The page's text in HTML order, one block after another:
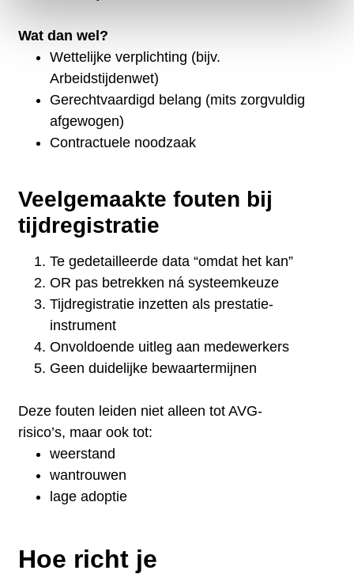
Wat dan wel?
Wettelijke verplichting (bijv.
Arbeidstijdenwet)
Gerechtvaardigd belang (mits zorgvuldig
afgewogen)
Contractuele noodzaak
Veelgemaakte fouten bij
tijdregistratie
Te gedetailleerde data “omdat het kan”
OR pas betrekken ná systeemkeuze
Tijdregistratie inzetten als prestatie-
instrument
Onvoldoende uitleg aan medewerkers
Geen duidelijke bewaartermijnen
Deze fouten leiden niet alleen tot AVG-
risico’s, maar ook tot:
weerstand
wantrouwen
lage adoptie
Hoe richt je